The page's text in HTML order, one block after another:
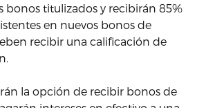
bonos titulizados y recibirán 85%
en nuevos bonos de
recibir una calificación de
la opción de recibir bonos de